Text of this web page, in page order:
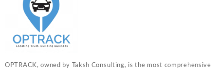
OPTRACK, owned by Taksh Consulting, is the most comprehensive